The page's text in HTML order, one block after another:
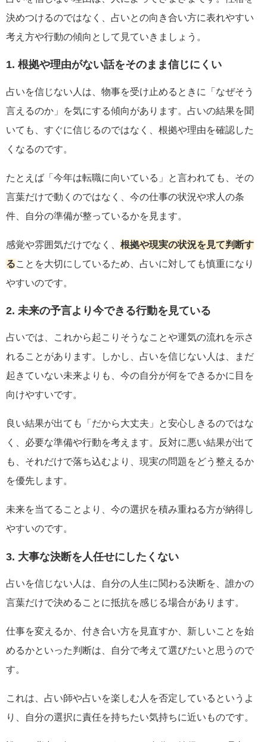
決めつけるのではなく、占いとの向き合い方に表れやすい
考え方や行動の傾向として見ていきましょう。
1. 根拠や理由がない話をそのまま信じにくい
占いを信じない人は、物事を受け止めるときに「なぜそう
言えるのか」を気にする傾向があります。占いの結果を聞
いても、すぐに信じるのではなく、根拠や理由を確認した
くなるのです。
たとえば「今年は転職に向いている」と言われても、その
言葉だけで動くのではなく、今の仕事の状況や求人の条
件、自分の準備が整っているかを見ます。
感覚や雰囲気だけでなく、 根拠や現実の状況を見て判断す
ることを大切にしているため、占いに対しても慎重になり
やすいのです。
2. 未来の予言より今できる行動を見ている
占いでは、これから起こりそうなことや運気の流れを示さ
れることがあります。しかし、占いを信じない人は、まだ
起きていない未来よりも、今の自分が何をできるかに目を
向けやすいです。
良い結果が出ても「だから大丈夫」と安心しきるのではな
く、必要な準備や行動を考えます。反対に悪い結果が出て
も、それだけで落ち込むより、現実の問題をどう整えるか
を優先します。
未来を当てることより、今の選択を積み重ねる方が納得し
やすいのです。
3. 大事な決断を人任せにしたくない
占いを信じない人は、自分の人生に関わる決断を、誰かの
言葉だけで決めることに抵抗を感じる場合があります。
仕事を変えるか、付き合い方を見直すか、新しいことを始
めるかといった判断は、自分で考えて選びたいと思うので
す。
これは、占い師や占いを楽しむ人を否定しているというよ
り、自分の選択に責任を持ちたい気持ちに近いものです。